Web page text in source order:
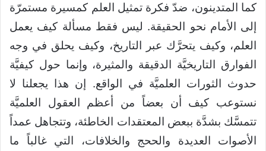
كما المتدينون، ضدّ فكرة تمثيل العلم كمسيرة مستمرّة
إلى الأمام نحو الحقيقة. ليس فقط مسألة كيف يعمل
العلم، وكيف يتحرَّك عبر التاريخ، وكيف يحلق في وجه
الفوارق التاريخيَّة الدقيقة والمثيرة، وإنما حول كيفيَّة
حدوث الثورات العلميَّة في الواقع. إن هذا يجعلنا لا
نستوعب كيف أن بعضاً من أعظم العقول العلميَّة
تتمسَّك بشدَّة ببعض المعتقدات الخاطئة، وتتجاهل عمداً
الأصوات العديدة والححج والخلافات، التي غالباً ما